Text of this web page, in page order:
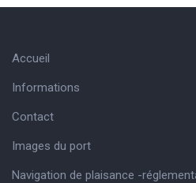
Accueil
Informations
Contact
Images du port
Navigation de plaisance -